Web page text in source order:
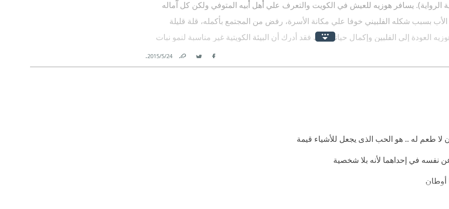
سعود السنعوسي الى الان..ولا اعتقد انني سأجد من سيختلف معي بشأنها..
الرواية). يسافر هوزيه للعيش في الكويت والتعرف علي أهل أبيه المتوفي ولكن كل آماله
بسبب شكله الفلبيني خوفا علي مكانة الأسرة، رفض من المجتمع بأكمله، قلة قليلة
إلي الفلبين وإكمال حياته هناك فقد أدرك أن البيئة الكويتية غير مناسبة لنمو نبات
"الرواية داخل الرواية": عيسي ليس الكاتب الحقيقي، سعود السنعوسي هو الكاتب الحقيقي
محررة الرواية التحتية، إبراهيم هو مترجم الرواية التحتية.. استطاع الكاتب بشطارته أن
Facebook
Twitter
Link
24‏/5‏/2015
.
طعم له .. هو الحب الذى يجعل للأشياء قيمة
نفسه في إحداهما لأنه بلا شخصية
أوطان